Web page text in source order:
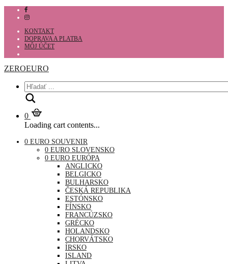
KONTAKT
DOPRAVA A PLATBA
MÔJ ÚČET
ZEROEURO
0
Loading cart contents...
0 EURO SOUVENIR
0 EURO SLOVENSKO
0 EURO EURÓPA
ANGLICKO
BELGICKO
BULHARSKO
ČESKÁ REPUBLIKA
ESTÓNSKO
FÍNSKO
FRANCÚZSKO
GRÉCKO
HOLANDSKO
CHORVÁTSKO
ÍRSKO
ISLAND